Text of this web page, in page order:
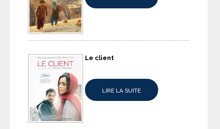
Le client
LIRE LA SUITE